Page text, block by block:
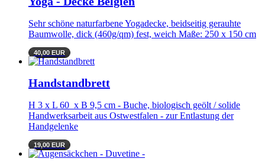
Sehr schöne naturfarbene Yogadecke, beidseitig gerauhte
Baumwolle, dick (460g/qm) fest, weich Maße: 250 x 150 cm
40,00 EUR
Handstandbrett
H 3 x L 60 x B 9,5 cm - Buche, biologisch geölt / solide
Handwerksarbeit aus Ostwestfalen - zur Entlastung der
Handgelenke
19,00 EUR